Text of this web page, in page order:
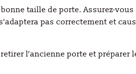
taille de porte. Assurez-
pas correctement et
l’ancienne porte et préparer